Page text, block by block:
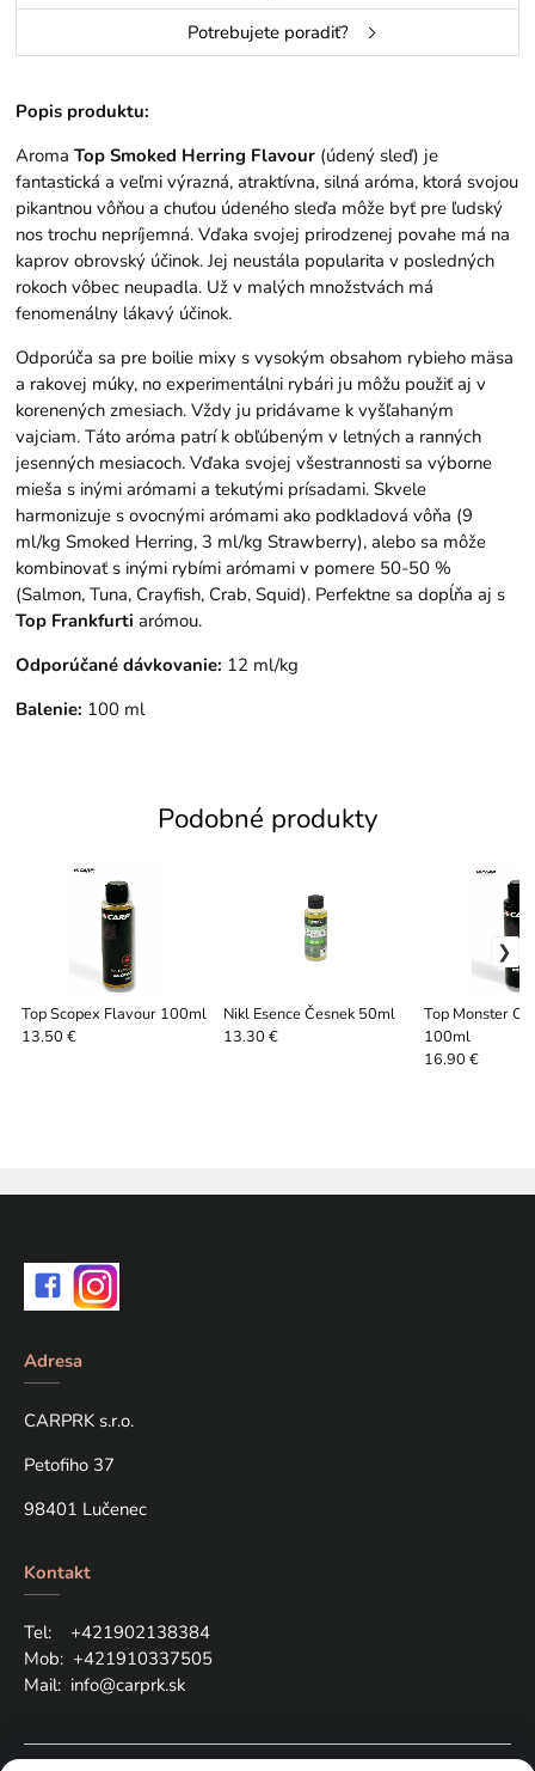
Potrebujete poradiť?
Popis produktu:
AromaTop Smoked Herring Flavour (údený sleď) je
fantastická a veľmi výrazná, atraktívna, silná aróma, ktorá svojou
pikantnou vôňou a chuťou údeného sleďa môže byť pre ľudský
nos trochu nepríjemná. Vďaka svojej prirodzenej povahe má na
kaprov obrovský účinok. Jej neustála popularita v posledných
rokoch vôbec neupadla. Už v malých množstvách má
fenomenálny lákavý účinok.
Odporúča sa pre boilie mixy s vysokým obsahom rybieho mäsa
a rakovej múky, no experimentálni rybári ju môžu použiť aj v
korenených zmesiach. Vždy ju pridávame k vyšľahaným
vajciam. Táto aróma patrí k obľúbeným v letných a ranných
jesenných mesiacoch. Vďaka svojej všestrannosti sa výborne
mieša s inými arómami a tekutými prísadami. Skvele
harmonizuje s ovocnými arómami ako podkladová vôňa (9
ml/kg Smoked Herring, 3 ml/kg Strawberry), alebo sa môže
kombinovať s inými rybími arómami v pomere 50-50 %
(Salmon, Tuna, Crayfish, Crab, Squid). Perfektne sa dopĺňa aj s
Top Frankfurti arómou.
Odporúčané dávkovanie: 12 ml/kg
Balenie: 100 ml
Podobné produkty
Top Scopex Flavour 100ml
13.50 €
Nikl Esence Česnek 50ml
13.30 €
Top Monster
100ml
16.90 €
Adresa
CARPRK s.r.o.
Petofiho 37
98401 Lučenec
Kontakt
Tel: +421902138384
Mob: +421910337505
Mail: info@carprk.sk